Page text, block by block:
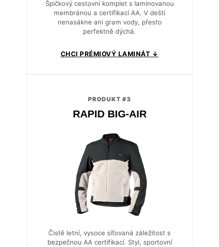
Špičkový cestovní komplet s laminovanou
membránou a certifikací AA. V dešti
nenasákne ani gram vody, přesto
perfektně dýchá.
CHCI PRÉMIOVÝ LAMINÁT ↓
PRODUKT #3
RAPID BIG-AIR
Čistě letní, vysoce síťovaná záležitost s
bezpečnou AA certifikací. Styl, sportovní